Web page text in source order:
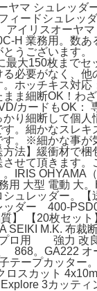
ヤマ シュレッダ
ィードシュレッ
アイリスオーヤ
H 業務用。数あ
うございます。
最大150枚までセ
必要がなく、他
ホッチキス対応
ま細断OK！わ
カードもOK：
り細断して個人
す。細かなスレ
す。※細かな事が
法】緩衝材で梱
せて頂きます。
IRIS OHYAMA
用 大型 電動 大
ュレッダー。【
ダー 400-
】 【20枚セッ
SEIKI M.K. 布裁
ロ用 強力 改
868。GA222
テープカッター
ロスカット
3カッティ